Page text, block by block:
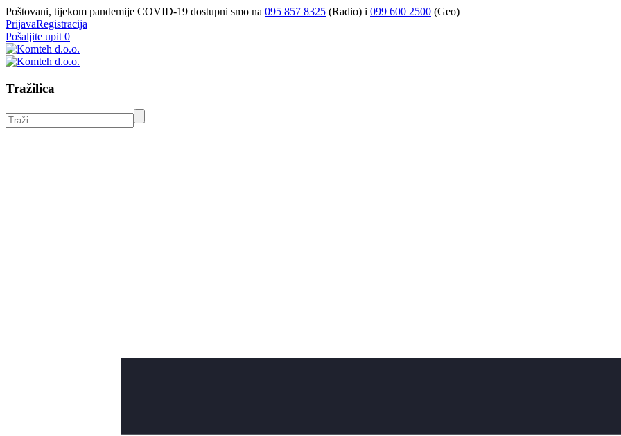
Poštovani, tijekom pandemije COVID-19 dostupni smo na 095 857 8325 (Radio) i 099 600 2500 (Geo)
PrijavaRegistracija
Pošaljite upit 0
Tražilica